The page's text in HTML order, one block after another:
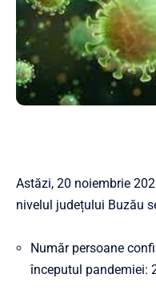
Astăzi, 20 noiembrie
nivelul județului Buzău
Număr persoane
începutul pandemiei: